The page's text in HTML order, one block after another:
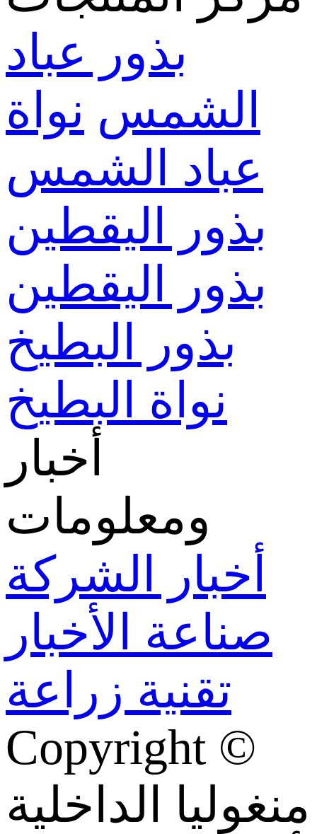
بذور عباد
الشمس نواة
عباد الشمس
بذور اليقطين
بذور اليقطين
بذور البطيخ
نواة البطيخ
أخبار
ومعلومات
أخبار الشركة
صناعة الأخبار
تقنية زراعة
Copyright ©
منغوليا الداخلية